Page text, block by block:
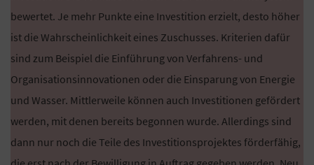
bewertet. Je mehr Punkte eine Investition erzielt, desto höher
ist die Wahrscheinlichkeit eines Zuschusses. Kriterien dafür
sind zum Beispiel die Einführung von Verfahrens- und
Organisationsinnovationen oder die Einsparung von Energie
und Wasser. Mittlerweile können auch Investitionen gefördert
werden, mit denen bereits begonnen wurde. Allerdings sind
dann nur noch die Teile des Investitionsprojektes förderfähig,